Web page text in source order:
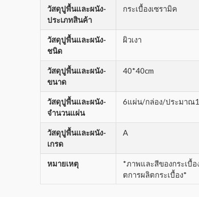
วัสดุปูพื้นและผนัง-
ประเภทสินค้า
กระเบื้องเซรามิค
วัสดุปูพื้นและผนัง-
ชนิด
ผิวเงา
วัสดุปูพื้นและผนัง-
ขนาด
40*40cm
วัสดุปูพื้นและผนัง-
จำนวนแผ่น
6แผ่น/กล่อง/ประมาณ1
วัสดุปูพื้นและผนัง-
เกรด
A
หมายเหตุ
*ภาพและสีของกระเบื้
ตการผลิตกระเบื้อง*